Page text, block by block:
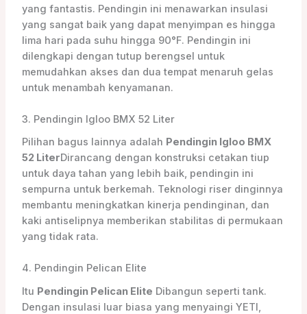
yang fantastis. Pendingin ini menawarkan insulasi
yang sangat baik yang dapat menyimpan es hingga
lima hari pada suhu hingga 90°F. Pendingin ini
dilengkapi dengan tutup berengsel untuk
memudahkan akses dan dua tempat menaruh gelas
untuk menambah kenyamanan.
3. Pendingin Igloo BMX 52 Liter
Pilihan bagus lainnya adalah Pendingin Igloo BMX
52 LiterDirancang dengan konstruksi cetakan tiup
untuk daya tahan yang lebih baik, pendingin ini
sempurna untuk berkemah. Teknologi riser dinginnya
membantu meningkatkan kinerja pendinginan, dan
kaki antiselipnya memberikan stabilitas di permukaan
yang tidak rata.
4. Pendingin Pelican Elite
Itu Pendingin Pelican Elite Dibangun seperti tank.
Dengan insulasi luar biasa yang menyaingi YETI,